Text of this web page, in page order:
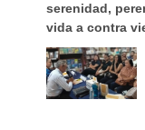
serenidad,
vida a contra